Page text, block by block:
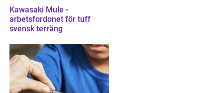
Kawasaki Mule -
arbetsfordonet för tuff
svensk terräng